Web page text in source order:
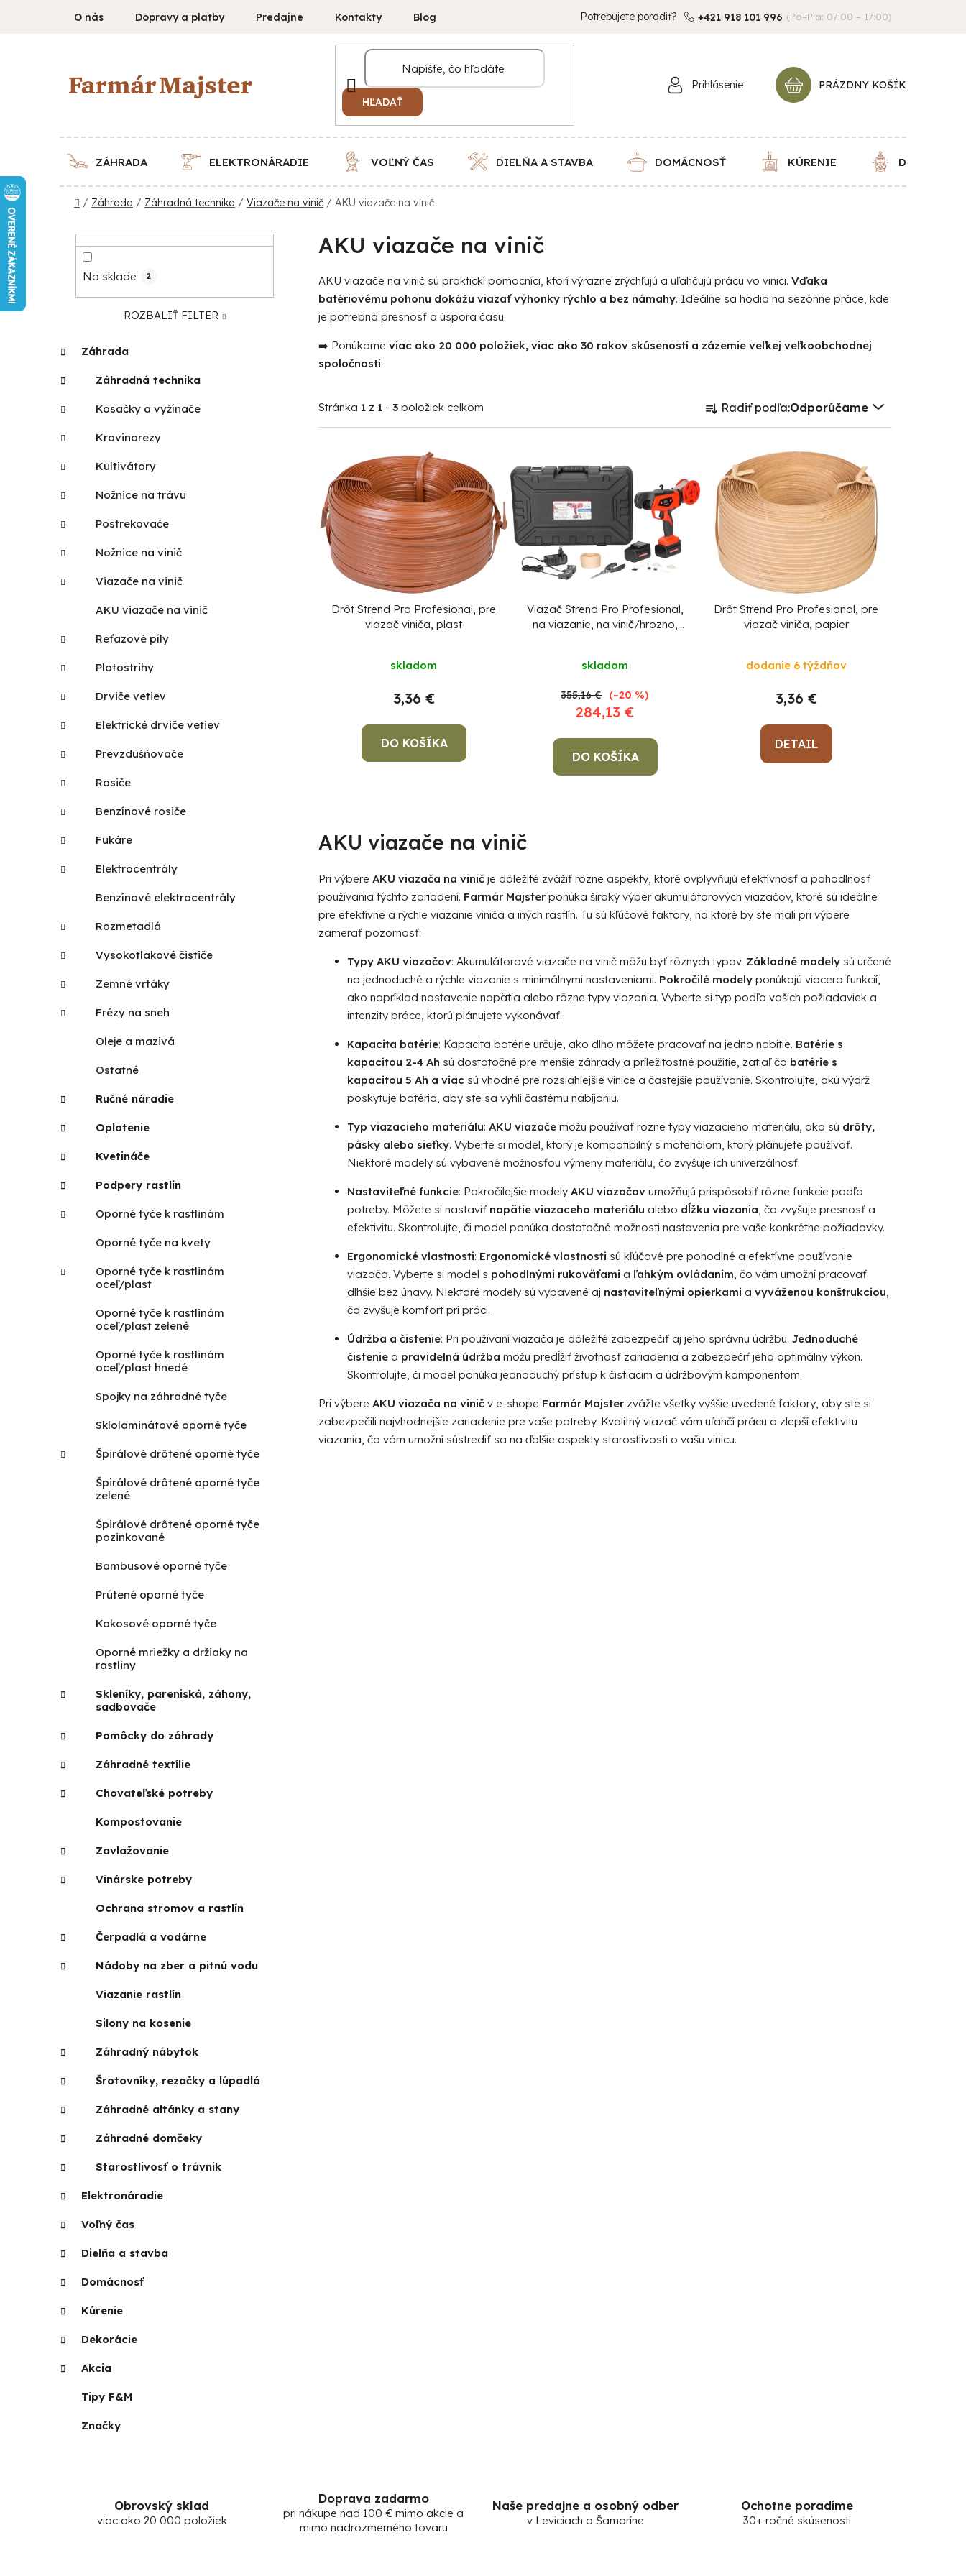
O nás Dopravy a platby Predajne Kontakty Blog Potrebujete poradiť? +421 918 101 996 (Po–Pia: 07:00 – 17:00)
HĽADAŤ
Prihlásenie
NÁKUPNÝ
KOŠÍK
PRÁZDNY KOŠÍK
ZÁHRADA ELEKTRONÁRADIE VOĽNÝ ČAS DIELŇA A STAVBA DOMÁCNOSŤ KÚRENIE DEKORÁCIE
Domov
/ Záhrada / Záhradná technika / Viazače na vinič / AKU viazače na vinič
a
n
e
Na sklade 2
ROZBALIŤ FILTER
kategórie
a
t
g
r
e
Záhrada
Záhradná technika
Kosačky a vyžínače
Krovinorezy
Kultivátory
Nožnice na trávu
Postrekovače
Nožnice na vinič
Viazače na vinič
AKU viazače na vinič
Reťazové píly
Plotostrihy
Drviče vetiev
Elektrické drviče vetiev
Prevzdušňovače
Rosiče
Benzínové rosiče
Fukáre
Elektrocentrály
Benzínové elektrocentrály
Rozmetadlá
Vysokotlakové čističe
Zemné vrtáky
Frézy na sneh
Oleje a mazivá
Ostatné
Ručné náradie
Oplotenie
Kvetináče
Podpery rastlín
Oporné tyče k rastlinám
Oporné tyče na kvety
Oporné tyče k rastlinám
oceľ/plast
Oporné tyče k rastlinám
oceľ/plast zelené
Oporné tyče k rastlinám
oceľ/plast hnedé
Spojky na záhradné tyče
Sklolaminátové oporné tyče
Špirálové drôtené oporné tyče
Špirálové drôtené oporné tyče
zelené
Špirálové drôtené oporné tyče
pozinkované
Bambusové oporné tyče
Prútené oporné tyče
Kokosové oporné tyče
Oporné mriežky a držiaky na
rastliny
Skleníky, pareniská, záhony,
sadbovače
Pomôcky do záhrady
Záhradné textílie
Chovateľské potreby
Kompostovanie
Zavlažovanie
Vinárske potreby
Ochrana stromov a rastlín
Čerpadlá a vodárne
Nádoby na zber a pitnú vodu
Viazanie rastlín
Silony na kosenie
Záhradný nábytok
Šrotovníky, rezačky a lúpadlá
Záhradné altánky a stany
Záhradné domčeky
Starostlivosť o trávnik
Elektronáradie
Voľný čas
Dielňa a stavba
Domácnosť
Kúrenie
Dekorácie
Akcia
Tipy F&M
Značky
AKU viazače na vinič
AKU viazače na vinič sú praktickí pomocníci, ktorí výrazne zrýchľujú a uľahčujú prácu vo vinici. Vďaka
batériovému pohonu dokážu viazať výhonky rýchlo a bez námahy. Ideálne sa hodia na sezónne práce, kde
je potrebná presnosť a úspora času.
➡️ Ponúkame viac ako 20 000 položiek, viac ako 30 rokov skúseností a zázemie veľkej veľkoobchodnej
spoločnosti.
Stránka 1 z 1 - 3 položiek celkom
R
a
e
p
d
Radiť podľa:Odporúčame
p
i
s
Drôt Strend Pro Profesional, pre
viazač viniča, plast
skladom
3,36 €
DO KOŠÍKA
Viazač Strend Pro Profesional,
na viazanie, na vinič/hrozno,
skladom
284,13 €
355,16 € (–20 %)
DO KOŠÍKA
Drôt Strend Pro Profesional, pre
viazač viniča, papier
dodanie 6 týždňov
3,36 €
DETAIL
d
a
c
p
r
v
k
ý
p
i
s
AKU viazače na vinič
Pri výbere AKU viazača na vinič je dôležité zvážiť rôzne aspekty, ktoré ovplyvňujú efektívnosť a pohodlnosť
používania týchto zariadení. Farmár Majster ponúka široký výber akumulátorových viazačov, ktoré sú ideálne
pre efektívne a rýchle viazanie viniča a iných rastlín. Tu sú kľúčové faktory, na ktoré by ste mali pri výbere
zamerať pozornosť:
Typy AKU viazačov: Akumulátorové viazače na vinič môžu byť rôznych typov. Základné modely sú určené
na jednoduché a rýchle viazanie s minimálnymi nastaveniami. Pokročilé modely ponúkajú viacero funkcií,
ako napríklad nastavenie napätia alebo rôzne typy viazania. Vyberte si typ podľa vašich požiadaviek a
intenzity práce, ktorú plánujete vykonávať.
Kapacita batérie: Kapacita batérie určuje, ako dlho môžete pracovať na jedno nabitie. Batérie s
kapacitou 2-4 Ah sú dostatočné pre menšie záhrady a príležitostné použitie, zatiaľ čo batérie s
kapacitou 5 Ah a viac sú vhodné pre rozsiahlejšie vinice a častejšie používanie. Skontrolujte, akú výdrž
poskytuje batéria, aby ste sa vyhli častému nabíjaniu.
Typ viazacieho materiálu: AKU viazače môžu používať rôzne typy viazacieho materiálu, ako sú drôty,
pásky alebo sieťky. Vyberte si model, ktorý je kompatibilný s materiálom, ktorý plánujete používať.
Niektoré modely sú vybavené možnosťou výmeny materiálu, čo zvyšuje ich univerzálnosť.
Nastaviteľné funkcie: Pokročilejšie modely AKU viazačov umožňujú prispôsobiť rôzne funkcie podľa
potreby. Môžete si nastaviť napätie viazaceho materiálu alebo dĺžku viazania, čo zvyšuje presnosť a
efektivitu. Skontrolujte, či model ponúka dostatočné možnosti nastavenia pre vaše konkrétne požiadavky.
Ergonomické vlastnosti: Ergonomické vlastnosti sú kľúčové pre pohodlné a efektívne používanie
viazača. Vyberte si model s pohodlnými rukoväťami a ľahkým ovládaním, čo vám umožní pracovať
dlhšie bez únavy. Niektoré modely sú vybavené aj nastaviteľnými opierkami a vyváženou konštrukciou,
čo zvyšuje komfort pri práci.
Údržba a čistenie: Pri používaní viazača je dôležité zabezpečiť aj jeho správnu údržbu. Jednoduché
čistenie a pravidelná údržba môžu predĺžiť životnosť zariadenia a zabezpečiť jeho optimálny výkon.
Skontrolujte, či model ponúka jednoduchý prístup k čistiacim a údržbovým komponentom.
Pri výbere AKU viazača na vinič v e-shope Farmár Majster zvážte všetky vyššie uvedené faktory, aby ste si
zabezpečili najvhodnejšie zariadenie pre vaše potreby. Kvalitný viazač vám uľahčí prácu a zlepší efektivitu
viazania, čo vám umožní sústrediť sa na ďalšie aspekty starostlivosti o vašu vinicu.
Obrovský sklad
viac ako 20 000 položiek
Doprava zadarmo
pri nákupe nad 100 € mimo akcie a
mimo nadrozmerného tovaru
Naše predajne a osobný odber
v Leviciach a Šamoríne
Ochotne poradíme
30+ ročné skúsenosti